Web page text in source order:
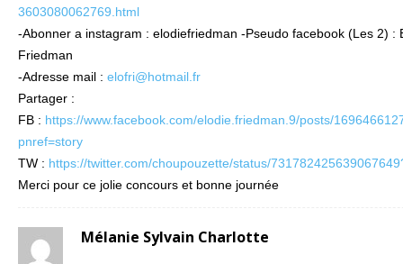
3603080062769.html
-Abonner a instagram : elodiefriedman -Pseudo facebook (Les 2) :
Friedman
-Adresse mail : elofri@hotmail.fr
Partager :
FB : https://www.facebook.com/elodie.friedman.9/posts/
pnref=story
TW : https://twitter.com/choupouzette/status/
Merci pour ce jolie concours et bonne journée
Mélanie Sylvain Charlotte